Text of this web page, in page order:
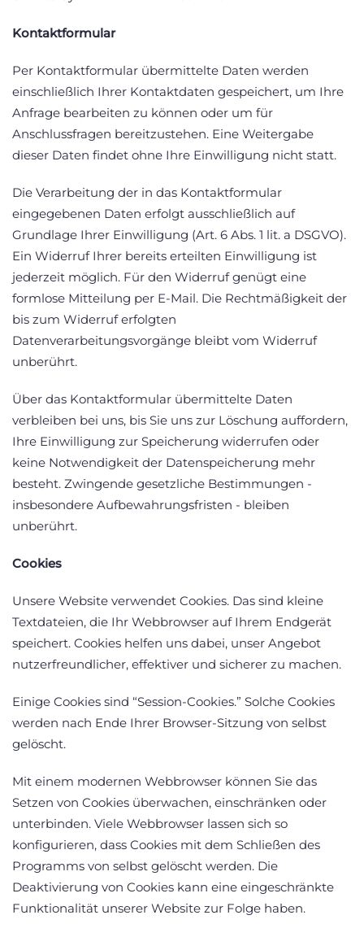
Kontaktformular
Per Kontaktformular übermittelte Daten werden
einschließlich Ihrer Kontaktdaten gespeichert, um Ihre
Anfrage bearbeiten zu können oder um für
Anschlussfragen bereitzustehen. Eine Weitergabe
dieser Daten findet ohne Ihre Einwilligung nicht statt.
Die Verarbeitung der in das Kontaktformular
eingegebenen Daten erfolgt ausschließlich auf
Grundlage Ihrer Einwilligung (Art. 6 Abs. 1 lit. a DSGVO).
Ein Widerruf Ihrer bereits erteilten Einwilligung ist
jederzeit möglich. Für den Widerruf genügt eine
formlose Mitteilung per E-Mail. Die Rechtmäßigkeit der
bis zum Widerruf erfolgten
Datenverarbeitungsvorgänge bleibt vom Widerruf
unberührt.
Über das Kontaktformular übermittelte Daten
verbleiben bei uns, bis Sie uns zur Löschung auffordern,
Ihre Einwilligung zur Speicherung widerrufen oder
keine Notwendigkeit der Datenspeicherung mehr
besteht. Zwingende gesetzliche Bestimmungen -
insbesondere Aufbewahrungsfristen - bleiben
unberührt.
Cookies
Unsere Website verwendet Cookies. Das sind kleine
Textdateien, die Ihr Webbrowser auf Ihrem Endgerät
speichert. Cookies helfen uns dabei, unser Angebot
nutzerfreundlicher, effektiver und sicherer zu machen.
Einige Cookies sind “Session-Cookies.” Solche Cookies
werden nach Ende Ihrer Browser-Sitzung von selbst
gelöscht.
Mit einem modernen Webbrowser können Sie das
Setzen von Cookies überwachen, einschränken oder
unterbinden. Viele Webbrowser lassen sich so
konfigurieren, dass Cookies mit dem Schließen des
Programms von selbst gelöscht werden. Die
Deaktivierung von Cookies kann eine eingeschränkte
Funktionalität unserer Website zur Folge haben.